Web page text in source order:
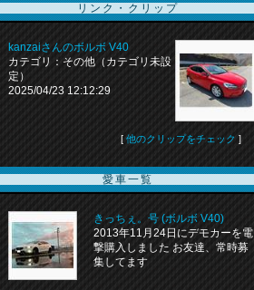
リンク・クリップ
kanzaiさんのボルボ V40
カテゴリ：その他（カテゴリ未設
定）
2025/04/23 12:12:29
[ 他のクリップをチェック ]
愛車一覧
きっちぇ。号 (ボルボ V40)
2013年11月24日にデモカーを電
撃購入しました お友達、常時募
集してます